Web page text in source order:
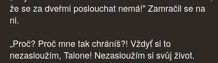
že se za dveřmi poslouchat nemá!" Zamračil se na
ni.
„Proč? Proč mne tak chráníš?! Vždyť si to
nezasloužím, Talone! Nezasloužím si svůj život.